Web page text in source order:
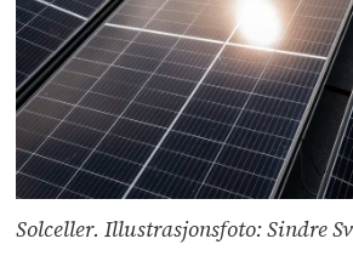
Solceller. Illustrasjonsfoto: Sindre